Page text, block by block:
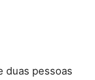
duas pessoas